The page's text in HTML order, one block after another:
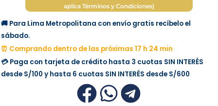
aplica Términos y Condiciones)
🚚 Para Lima Metropolitana con envío gratis recíbelo el
sábado.
⏰ Comprando dentro de las próximas 17 h 24 min
💳 Paga con tarjeta de crédito hasta 3 cuotas SIN INTERÉS
desde S/100 y hasta 6 cuotas SIN INTERÉS desde S/600